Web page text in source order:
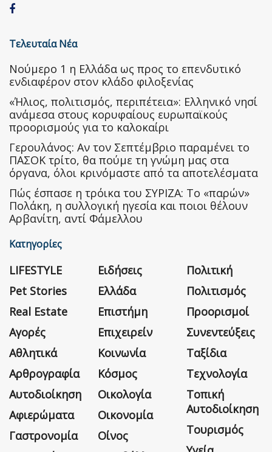
Τελευταία Νέα
Nούμερο 1 η Ελλάδα ως προς το επενδυτικό
ενδιαφέρον στον κλάδο φιλοξενίας
«Ήλιος, πολιτισμός, περιπέτεια»: Ελληνικό νησί
ανάμεσα στους κορυφαίους ευρωπαϊκούς
προορισμούς για το καλοκαίρι
Γερουλάνος: Αν τον Σεπτέμβριο παραμένει το
ΠΑΣΟΚ τρίτο, θα πούμε τη γνώμη μας στα
όργανα, όλοι κρινόμαστε από τα αποτελέσματα
Πώς έσπασε η τρόικα του ΣΥΡΙΖΑ: Το «παρών»
Πολάκη, η συλλογική ηγεσία και ποιοι θέλουν
Αρβανίτη, αντί Φάμελλου
Κατηγορίες
LIFESTYLE
Pet Stories
Real Estate
Αγορές
Αθλητικά
Αρθρογραφία
Αυτοδιοίκηση
Αφιερώματα
Γαστρονομία
Ειδήσεις
Ελλάδα
Επιστήμη
Επιχειρείν
Κοινωνία
Κόσμος
Οικολογία
Οικονομία
Οίνος
Πολιτική
Πολιτισμός
Προορισμοί
Συνεντεύξεις
Ταξίδια
Τεχνολογία
Τοπική
Αυτοδιοίκηση
Τουρισμός